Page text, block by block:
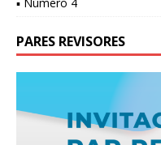
▪ Número 4
PARES REVISORES